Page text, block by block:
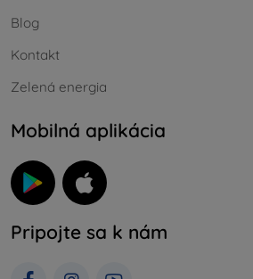
Blog
Kontakt
Zelená energia
Mobilná aplikácia
Pripojte sa k nám